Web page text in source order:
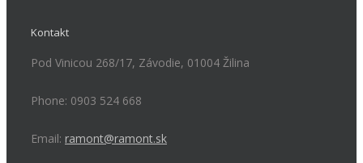
Kontakt
Pod Vinicou 268/17, Závodie, 01004 Žilina
Phone: 0903 524 668
Email: ramont@ramont.sk